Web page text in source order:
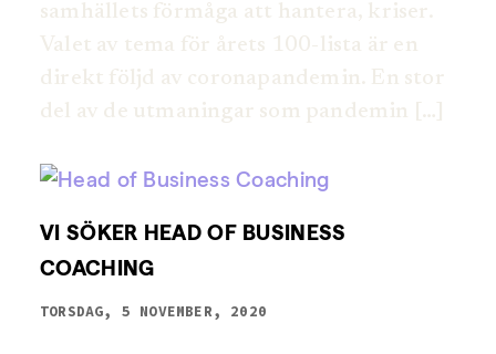
samhällets förmåga att hantera, kriser.
Valet av tema för årets 100-lista är en
direkt följd av coronapandemin. En stor
del av de utmaningar som pandemin […]
VI SÖKER HEAD OF BUSINESS
COACHING
TORSDAG, 5 NOVEMBER, 2020